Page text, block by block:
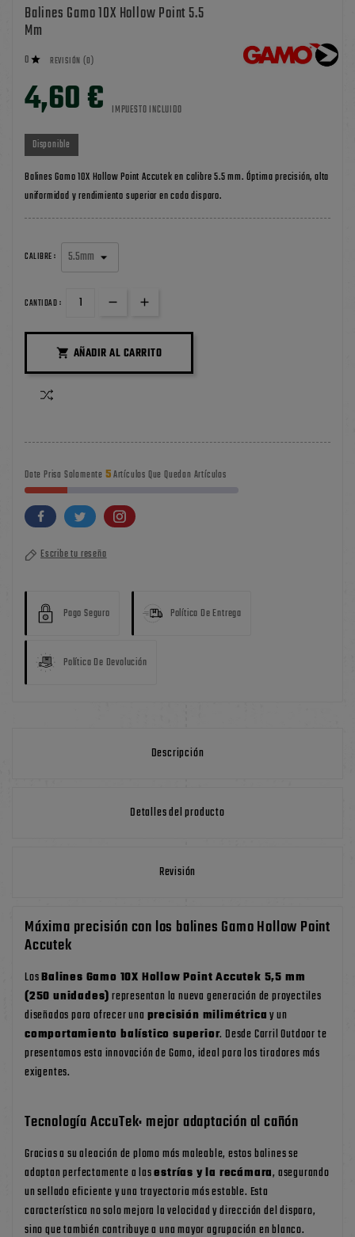
Balines Gamo 10X Hollow Point 5.5
Mm
0  REVISIÓN (0)
4,60 € IMPUESTO INCLUIDO
Disponible
Balines Gamo 10X Hollow Point Accutek en calibre 5.5 mm. Óptima precisión, alta
uniformidad y rendimiento superior en cada disparo.
CALIBRE :
CANTIDAD :
 AÑADIR AL CARRITO
Date Prisa Solamente 5Artículos Que Quedan Artículos
Escribe tu reseña
Pago Seguro Política De Entrega
Política De Devolución
Descripción
Detalles del producto
Revisión
Máxima precisión con los balines Gamo Hollow Point
Accutek
LosBalines Gamo 10X Hollow Point Accutek 5,5 mm
(250 unidades)representan la nueva generación de proyectiles
diseñados para ofrecer una precisión milimétricay un
comportamiento balístico superior. Desde Carril Outdoor te
presentamos esta innovación de Gamo, ideal para los tiradores más
exigentes.
Tecnología AccuTek: mejor adaptación al cañón
Gracias a su aleación de plomo más maleable, estos balines se
adaptan perfectamente a lasestrías y la recámara, asegurando
un sellado eficiente y una trayectoria más estable. Esta
característica no solo mejora la velocidad y dirección del disparo,
sino que también contribuye a una mayor agrupación en blanco.